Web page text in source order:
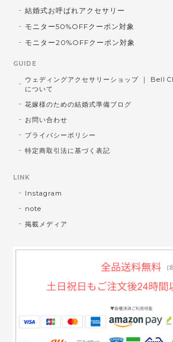
結婚式お呼ばれアクセサリー
モニター50%OFFクーポン対象
モニター20%OFFクーポン対象
GUIDE
ウェディングアクセサリーショップ ｜ Bell
について
花嫁様のための結婚式準備ブログ
お問い合わせ
プライバシーポリシー
特定商取引法に基づく表記
LINK
Instagram
note
掲載メディア